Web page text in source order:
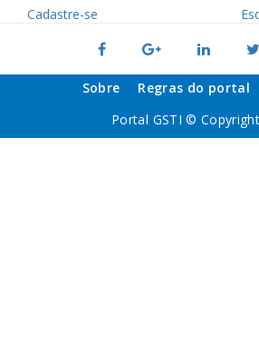
Cadastre-se
Sobre Regras do portal
Portal GSTI ©